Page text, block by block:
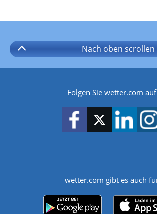
Nach oben scrollen
Folgen Sie wetter.com auf
wetter.com gibt es auch